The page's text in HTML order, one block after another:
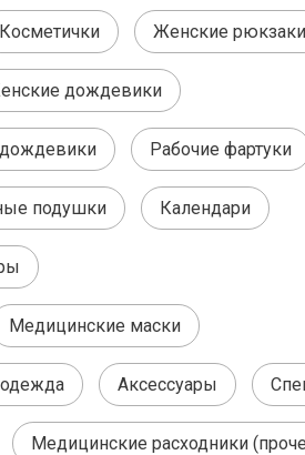
Косметички Женские рюкзаки
дождевики
Рабочие фартуки
подушки Календари
Медицинские маски
Аксессуары
Медицинские расходники